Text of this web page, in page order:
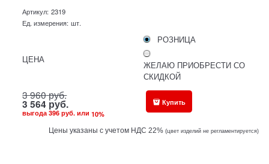
Артикул: 2319
Ед. измерения: шт.
ЦЕНА
РОЗНИЦА
ЖЕЛАЮ ПРИОБРЕСТИ СО
СКИДКОЙ
3 960руб.
3 564 руб.
выгода396 руб. или10%
Купить
Цены указаны с учетом НДС 22%(цвет изделий не регламентируется)